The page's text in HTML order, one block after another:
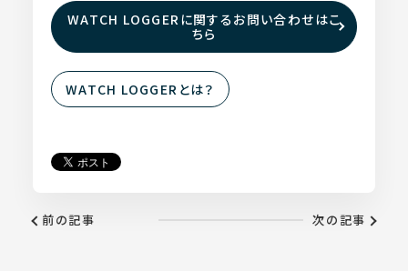
WATCH LOGGERに関するお問い合わせはこ
ちら
WATCH LOGGERとは？
前の記事 次の記事